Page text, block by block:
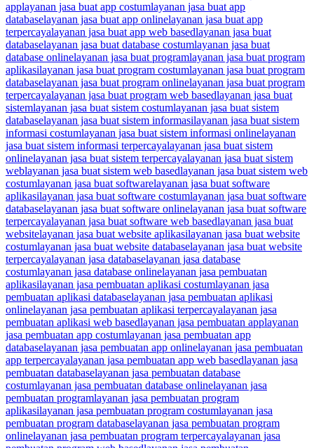
applayanan jasa buat app costumlayanan jasa buat app
databaselayanan jasa buat app onlinelayanan jasa buat app
terpercayalayanan jasa buat app web basedlayanan jasa buat
databaselayanan jasa buat database costumlayanan jasa buat
database onlinelayanan jasa buat programlayanan jasa buat program
aplikasilayanan jasa buat program costumlayanan jasa buat program
databaselayanan jasa buat program onlinelayanan jasa buat program
terpercayalayanan jasa buat program web basedlayanan jasa buat
sistemlayanan jasa buat sistem costumlayanan jasa buat sistem
databaselayanan jasa buat sistem informasilayanan jasa buat sistem
informasi costumlayanan jasa buat sistem informasi onlinelayanan
jasa buat sistem informasi terpercayalayanan jasa buat sistem
onlinelayanan jasa buat sistem terpercayalayanan jasa buat sistem
weblayanan jasa buat sistem web basedlayanan jasa buat sistem web
costumlayanan jasa buat softwarelayanan jasa buat software
aplikasilayanan jasa buat software costumlayanan jasa buat software
databaselayanan jasa buat software onlinelayanan jasa buat software
terpercayalayanan jasa buat software web basedlayanan jasa buat
websitelayanan jasa buat website aplikasilayanan jasa buat website
costumlayanan jasa buat website databaselayanan jasa buat website
terpercayalayanan jasa databaselayanan jasa database
costumlayanan jasa database onlinelayanan jasa pembuatan
aplikasilayanan jasa pembuatan aplikasi costumlayanan jasa
pembuatan aplikasi databaselayanan jasa pembuatan aplikasi
onlinelayanan jasa pembuatan aplikasi terpercayalayanan jasa
pembuatan aplikasi web basedlayanan jasa pembuatan applayanan
jasa pembuatan app costumlayanan jasa pembuatan app
databaselayanan jasa pembuatan app onlinelayanan jasa pembuatan
app terpercayalayanan jasa pembuatan app web basedlayanan jasa
pembuatan databaselayanan jasa pembuatan database
costumlayanan jasa pembuatan database onlinelayanan jasa
pembuatan programlayanan jasa pembuatan program
aplikasilayanan jasa pembuatan program costumlayanan jasa
pembuatan program databaselayanan jasa pembuatan program
onlinelayanan jasa pembuatan program terpercayalayanan jasa